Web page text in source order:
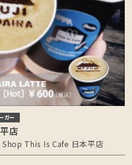
ガー
店
This Is Cafe 日本平店